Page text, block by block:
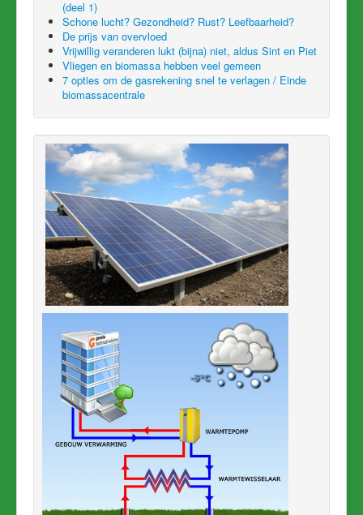
(deel 1)
Schone lucht? Gezondheid? Rust? Leefbaarheid?
De prijs van overvloed
Vrijwillig veranderen lukt (bijna) niet, aldus Sint en Piet
Vliegen en biomassa hebben veel gemeen
7 opties om de gasrekening snel te verlagen / Einde
biomassacentrale